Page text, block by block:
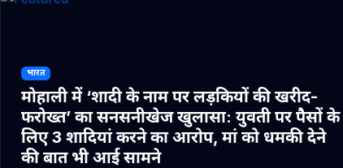
भारत
मोहाली में ‘शादी के नाम पर लड़कियों की खरीद-
फरोख्त’ का सनसनीखेज खुलासा: युवती पर पैसों के
लिए 3 शादियां करने का आरोप, मां को धमकी देने
की बात भी आई सामने